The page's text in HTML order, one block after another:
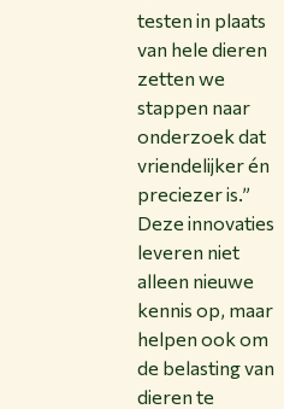
testen in plaats
van hele dieren
zetten we
stappen naar
onderzoek dat
vriendelijker én
preciezer is.”
Deze innovaties
leveren niet
alleen nieuwe
kennis op, maar
helpen ook om
de belasting van
dieren te